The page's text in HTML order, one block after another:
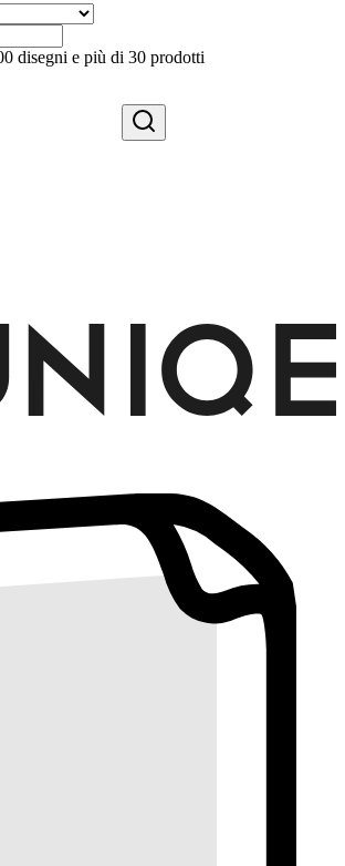
disegni e più di 30 prodotti